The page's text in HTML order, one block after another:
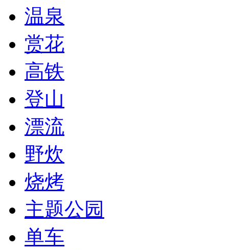
温泉
赏花
高铁
登山
漂流
野炊
烧烤
主题公园
单车